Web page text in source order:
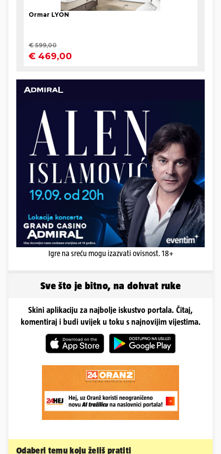
Igre na sreću mogu izazvati ovisnost. 18+
Sve što je bitno, na dohvat ruke
Skini aplikaciju za najbolje iskustvo portala. Čitaj,
komentiraj i budi uvijek u toku s najnovijim vijestima.
Odaberi temu koju želiš pratiti